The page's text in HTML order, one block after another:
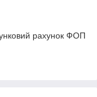
рахунок ФОП